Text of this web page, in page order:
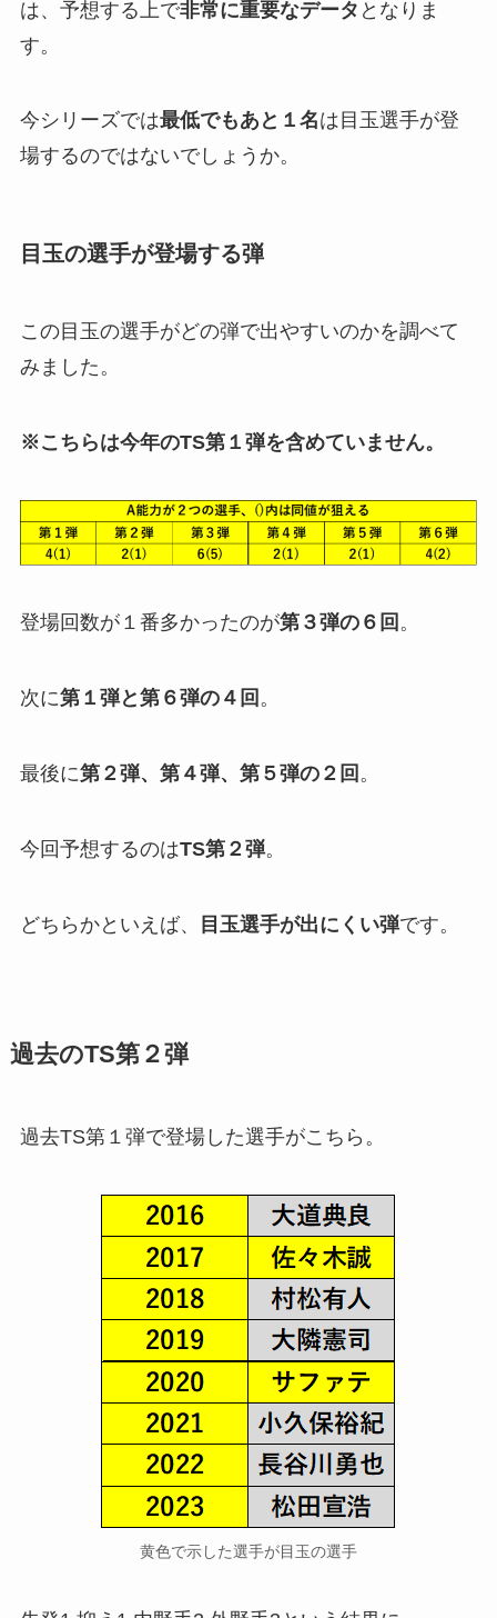
は、予想する上で非常に重要なデータ となりま
す。
今シリーズでは最低でもあと１名は目玉選手が登
場するのではないでしょうか。
目玉の選手が登場する弾
この目玉の選手がどの弾で出やすいのかを調べて
みました。
※こちらは今年のTS第１弾を含めていません。
登場回数が１番多かったのが第３弾の６回 。
次に第１弾と第６弾の４回 。
最後に第２弾、第４弾、第５弾の２回 。
今回予想するのはTS第２弾。
どちらかといえば、 目玉選手が出にくい弾です。
過去のTS第２弾
過去TS第１弾で登場した選手がこちら。
黄色で示した選手が目玉の選手